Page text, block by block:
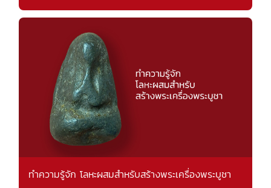
ทำความรู้จัก โลหะผสมสำหรับสร้างพระเครื่องพระบูชา